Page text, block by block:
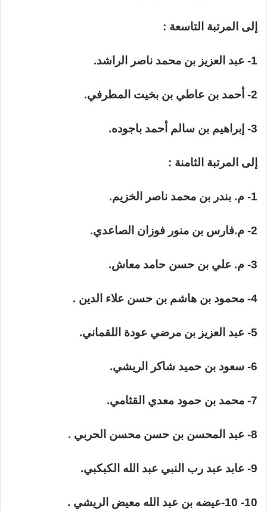
إلى المرتبة التاسعة :
1- عبد العزيز بن محمد ناصر الراشد.
2- أحمد بن عاطي بن بخيت المطرفي.
3- إبراهيم بن سالم أحمد باجوده.
إلى المرتبة الثامنة :
1- م. بندر بن محمد ناصر الخزيم.
2- م.فارس بن منور فوزان الصاعدي.
3- م. علي بن حسن حامد معاش.
4- محمود بن هاشم بن حسن علاء الدين .
5- عبد العزيز بن مرضي عودة اللقماني.
6- سعود بن حميد شاكر الريشي.
7- محمد بن حمود معدي القثامي.
8- عبد المحسن بن حسن محسن الحربي .
9- عابد عبد رب النبي عبد الله الكبكبي.
10- 10-عيضه بن عبد الله معيض الريشي .